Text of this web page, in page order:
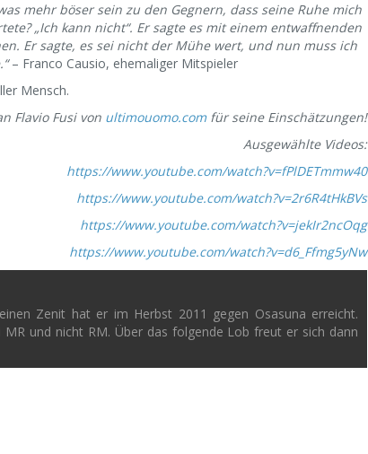
mehr böser sein zu den Gegnern, dass seine Ruhe mich
„Ich kann nicht“. Er sagte es mit einem entwaffnenden
Er sagte, es sei nicht der Mühe wert, und nun muss ich
– Franco Causio, ehemaliger Mitspieler
Mensch.
Flavio Fusi von ultimouomo.comfür seine Einschätzungen!
Ausgewählte Videos:
https://www.youtube.com/watch?v=fPlDETmmw40
https://www.youtube.com/watch?v=2r6R4tHkBVs
https://www.youtube.com/watch?v=jekIr2ncOqg
https://www.youtube.com/watch?v=d6_Ffmg5yNw
Zenit hat er im Herbst 2011 gegen Osasuna erreicht.
und nicht RM. Über das folgende Lob freut er sich dann